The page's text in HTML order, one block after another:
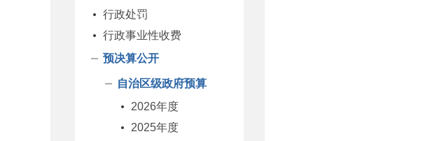
行政处罚
行政事业性收费
预决算公开
自治区级政府预算
2026年度
2025年度